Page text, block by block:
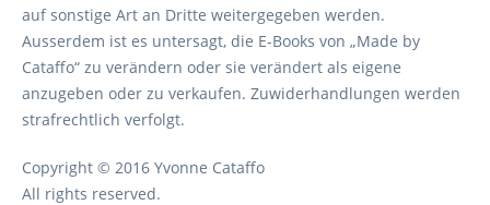
auf sonstige Art an Dritte weitergegeben werden.
Ausserdem ist es untersagt, die E-Books von „Made by
Cataffo“ zu verändern oder sie verändert als eigene
anzugeben oder zu verkaufen. Zuwiderhandlungen werden
strafrechtlich verfolgt.
Copyright © 2016 Yvonne Cataffo
All rights reserved.